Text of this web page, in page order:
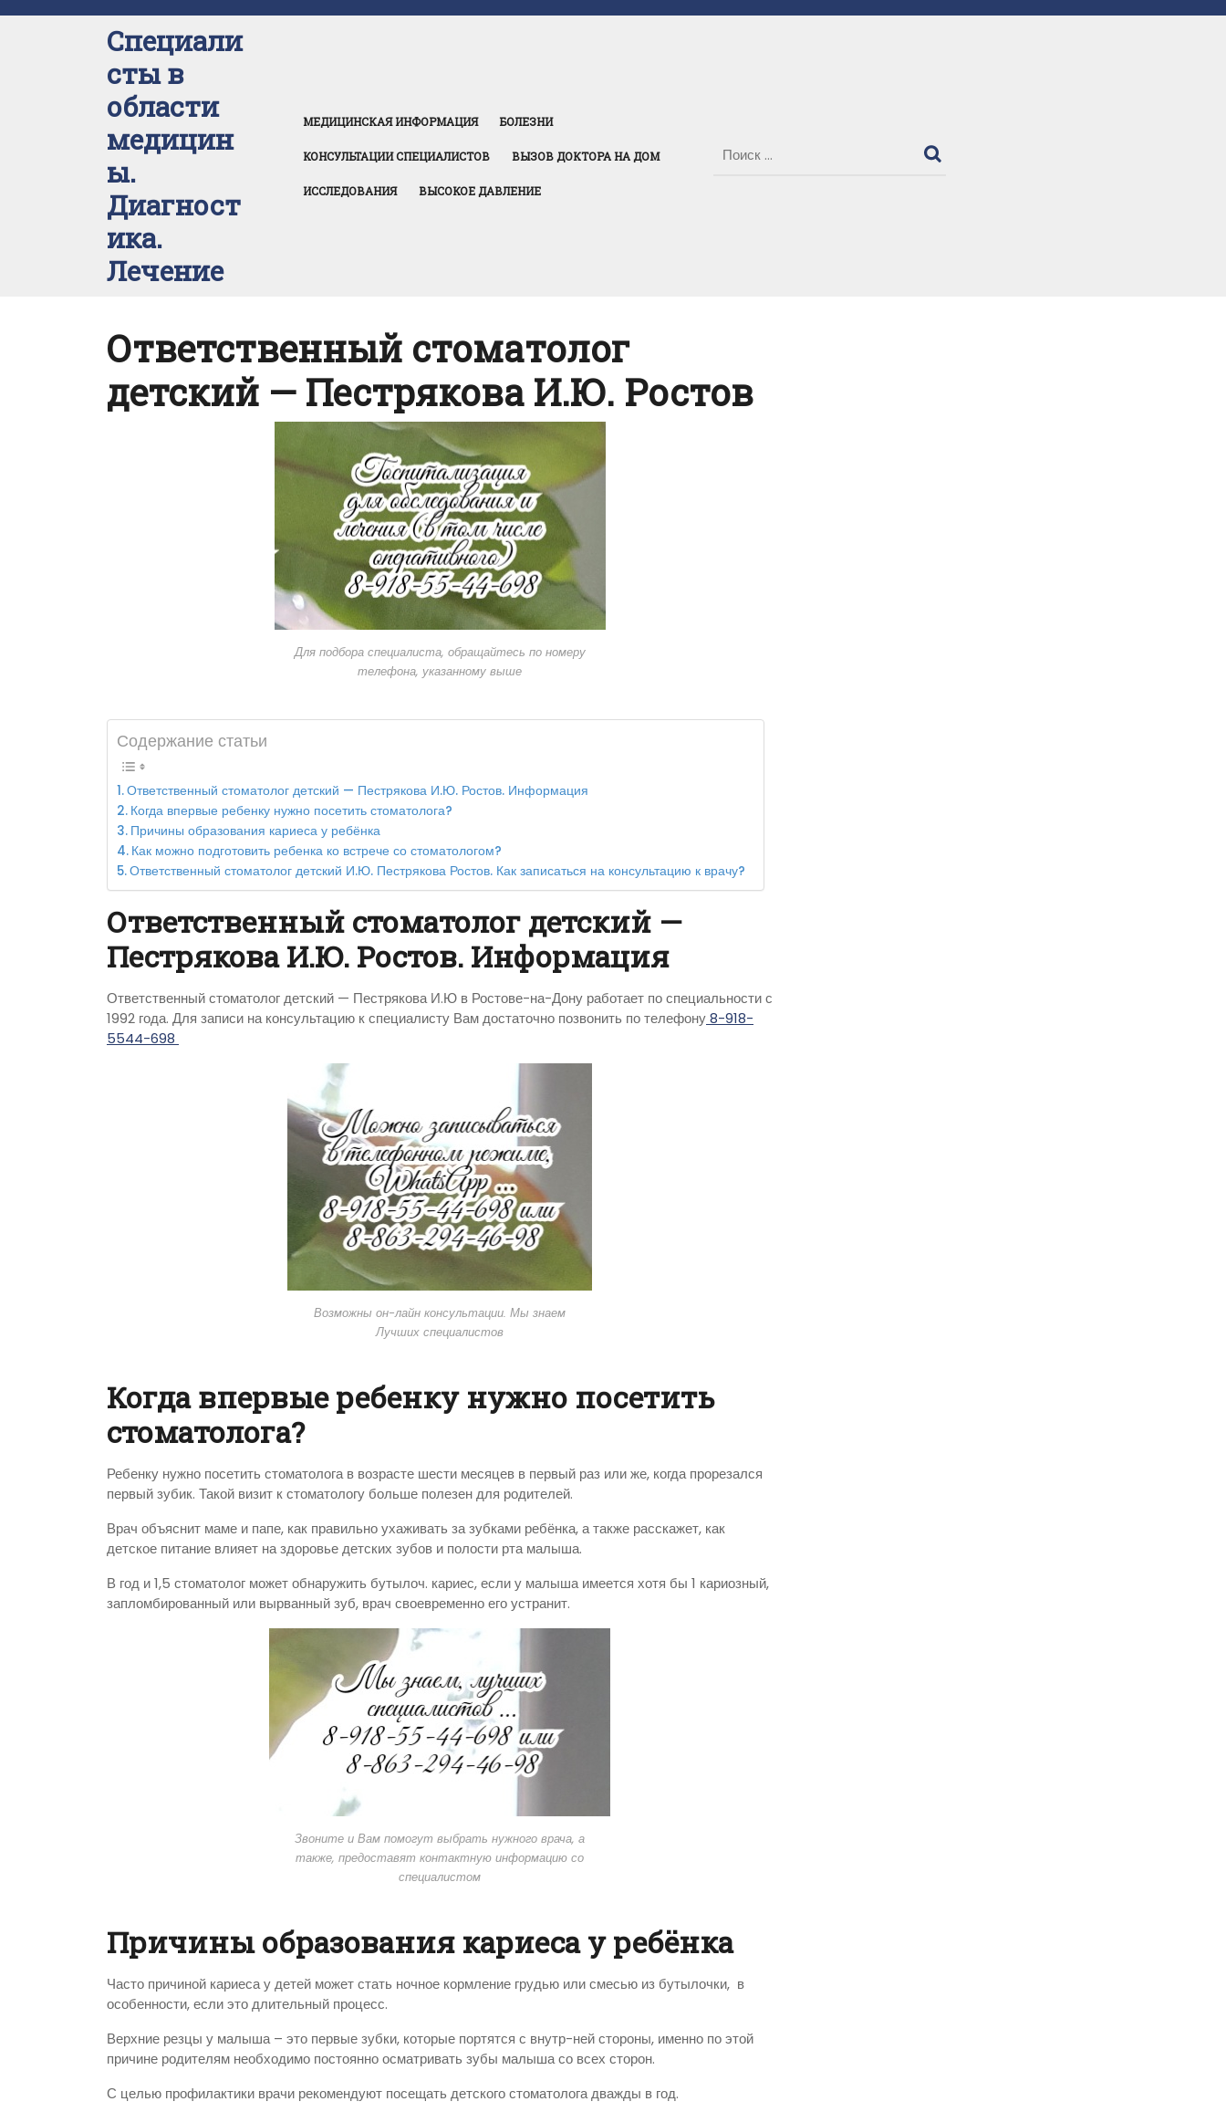
Специали
сты в
области
медицин
ы.
Диагност
ика.
Лечение
МЕДИЦИНСКАЯ ИНФОРМАЦИЯ БОЛЕЗНИ
КОНСУЛЬТАЦИИ СПЕЦИАЛИСТОВ ВЫЗОВ ДОКТОРА НА ДОМ
ИССЛЕДОВАНИЯ ВЫСОКОЕ ДАВЛЕНИЕ
Ответственный стоматолог
детский — Пестрякова И.Ю. Ростов
Для подбора специалиста, обращайтесь по номеру
телефона, указанному выше
Содержание статьи
Ответственный стоматолог детский — Пестрякова И.Ю. Ростов. Информация
Когда впервые ребенку нужно посетить стоматолога?
Причины образования кариеса у ребёнка
Как можно подготовить ребенка ко встрече со стоматологом?
Ответственный стоматолог детский И.Ю. Пестрякова Ростов. Как записаться на консультацию к врачу?
Ответственный стоматолог детский —
Пестрякова И.Ю. Ростов. Информация
Ответственный стоматолог детский — Пестрякова И.Ю в Ростове-на-Дону работает по специальности с
1992 года. Для записи на консультацию к специалисту Вам достаточно позвонить по телефону8-918-
5544-698
Возможны он-лайн консультации. Мы знаем
Лучших специалистов
Когда впервые ребенку нужно посетить
стоматолога?
Ребенку нужно посетить стоматолога в возрасте шести месяцев в первый раз или же, когда прорезался
первый зубик. Такой визит к стоматологу больше полезен для родителей.
Врач объяснит маме и папе, как правильно ухаживать за зубками ребёнка, а также расскажет, как
детское питание влияет на здоровье детских зубов и полости рта малыша.
В год и 1,5 стоматолог может обнаружить бутылоч. кариес, если у малыша имеется хотя бы 1 кариозный,
запломбированный или вырванный зуб, врач своевременно его устранит.
Звоните и Вам помогут выбрать нужного врача, а
также, предоставят контактную информацию со
специалистом
Причины образования кариеса у ребёнка
Часто причиной кариеса у детей может стать ночное кормление грудью или смесью из бутылочки, в
особенности, если это длительный процесс.
Верхние резцы у малыша – это первые зубки, которые портятся с внутр-ней стороны, именно по этой
причине родителям необходимо постоянно осматривать зубы малыша со всех сторон.
С целью профилактики врачи рекомендуют посещать детского стоматолога дважды в год.